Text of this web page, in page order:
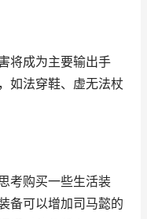
将成为主要输出手
如法穿鞋、虚无法杖
考购买一些生活装
备可以增加司马懿的